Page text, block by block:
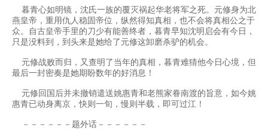
暮青心如明镜，沈氏一族的覆灭祸起华老将军之死。元修身为北
燕皇帝，重用仇人稳固帝位，纵然得知真相，也不会将真相公之于
众。自古皇帝手里的刀少有能善终者，暮青早知沈明启会有今日，
只是没料到，到头来是她给了元修这卸磨杀驴的机会。
元修战败而归，又查明了当年的真相，暮青难猜他今日心境，但
最后一封密奏是她期盼数年的好消息！
元修回国后并未撤销遣送姚惠青和老熊家眷南渡的旨意，如今姚
惠青已动身离京，快则一旬，慢则半载，即可过江！
－－－－－－题外话－－－－－－